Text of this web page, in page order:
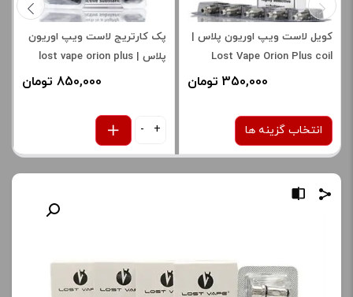
کویل لاست ویپ اوریون پلاس |
Lost Vape Orion Plus coil
350,000 تومان
انتخاب گزینه ها
برای فعال شدن سبد خرید و
پک کارتریج لاست ویپ اوریون
پلاس | lost vape orion plus
850,000 تومان
- +